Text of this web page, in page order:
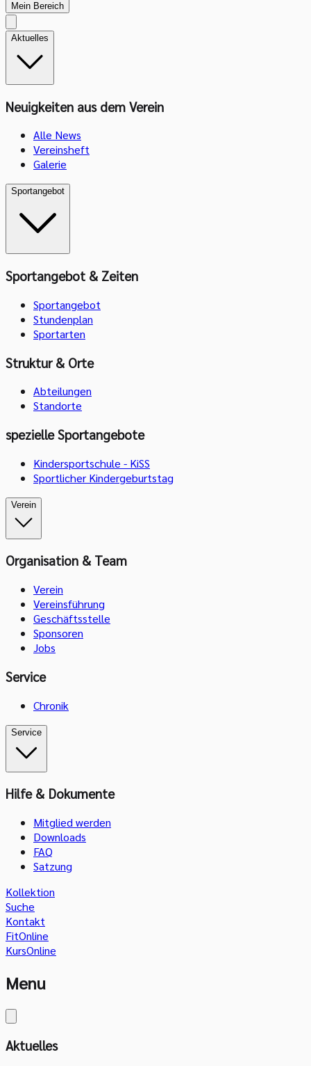
Mein Bereich
Aktuelles
Neuigkeiten aus dem Verein
Alle News
Vereinsheft
Galerie
Sportangebot
Sportangebot & Zeiten
Sportangebot
Stundenplan
Sportarten
Struktur & Orte
Abteilungen
Standorte
spezielle Sportangebote
Kindersportschule - KiSS
Sportlicher Kindergeburtstag
Verein
Organisation & Team
Verein
Vereinsführung
Geschäftsstelle
Sponsoren
Jobs
Service
Chronik
Service
Hilfe & Dokumente
Mitglied werden
Downloads
FAQ
Satzung
Kollektion
Suche
Kontakt
FitOnline
KursOnline
Menu
Aktuelles